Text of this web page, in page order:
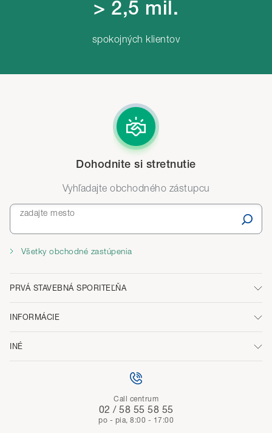
> 2,5 mil.
spokojných klientov
Dohodnite si stretnutie
Vyhľadajte obchodného zástupcu
zadajte mesto
Všetky obchodné zastúpenia
PRVÁ STAVEBNÁ SPORITEĽŇA
INFORMÁCIE
INÉ
Call centrum
02 / 58 55 58 55
po - pia, 8:00 - 17:00